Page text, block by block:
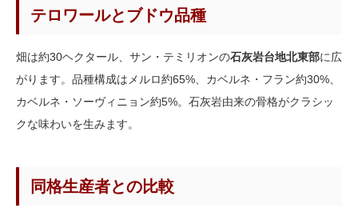
テロワールとブドウ品種
畑は約30ヘクタール、サン・テミリオンの石灰岩台地北東部に広
がります。品種構成はメルロ約65%、カベルネ・フラン約30%、
カベルネ・ソーヴィニョン約5%。石灰岩由来の骨格がクラシッ
クな味わいを生みます。
同格生産者との比較